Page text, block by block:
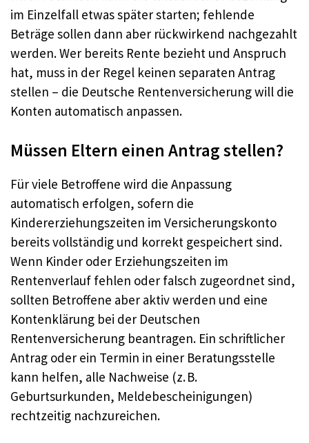
im Einzelfall etwas später starten; fehlende
Beträge sollen dann aber rückwirkend nachgezahlt
werden. Wer bereits Rente bezieht und Anspruch
hat, muss in der Regel keinen separaten Antrag
stellen – die Deutsche Rentenversicherung will die
Konten automatisch anpassen.
Müssen Eltern einen Antrag stellen?
Für viele Betroffene wird die Anpassung
automatisch erfolgen, sofern die
Kindererziehungszeiten im Versicherungskonto
bereits vollständig und korrekt gespeichert sind.
Wenn Kinder oder Erziehungszeiten im
Rentenverlauf fehlen oder falsch zugeordnet sind,
sollten Betroffene aber aktiv werden und eine
Kontenklärung bei der Deutschen
Rentenversicherung beantragen. Ein schriftlicher
Antrag oder ein Termin in einer Beratungsstelle
kann helfen, alle Nachweise (z. B.
Geburtsurkunden, Meldebescheinigungen)
rechtzeitig nachzureichen.